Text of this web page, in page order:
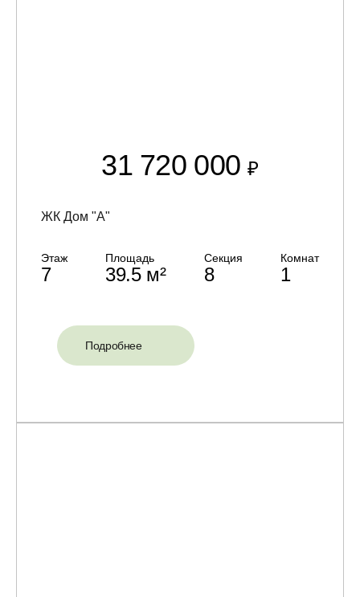
31 720 000₽
ЖК Дом "А"
Этаж
7
Площадь
39.5 м²
Секция
8
Комнат
1
Подробнее